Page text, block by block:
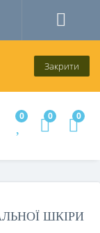
Закрити
0 0 0
ШКІРИ